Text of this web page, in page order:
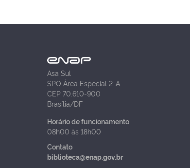
Asa Sul
SPO Área Especial 2-A
CEP 70.610-900
Brasília/DF
Horário de funcionamento
08h00 às 18h00
Contato
biblioteca@enap.gov.br